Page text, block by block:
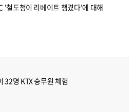
'철도청이 리베이트 챙겼다'에 대해
32명 KTX 승무원 체험